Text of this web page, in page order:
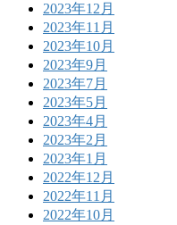
2023年12月
2023年11月
2023年10月
2023年9月
2023年7月
2023年5月
2023年4月
2023年2月
2023年1月
2022年12月
2022年11月
2022年10月